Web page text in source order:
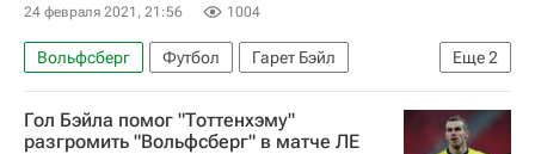
24 февраля 2021, 21:56 1004
Еще2
Вольфсберг Футбол
Гарет Бэйл
Тоттенхэм Хотспур
Деле Алли
Гол Бэйла помог "Тоттенхэму"
разгромить "Вольфсберг" в матче ЛЕ